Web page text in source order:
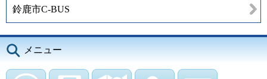
鈴鹿市C-BUS
メニュー